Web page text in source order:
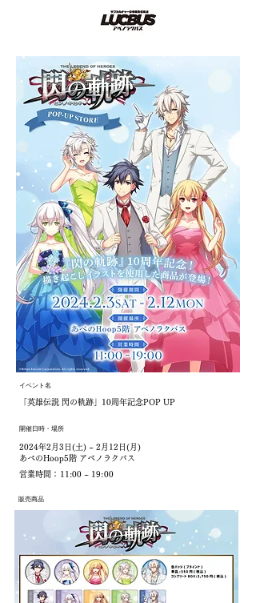
​イベント名
「英雄伝説 閃の軌跡」10周年記念POP UP
開催日時・場所
​2024年2月3日(土) ~ 2月12日(月)
​あべのHoop5階 アベノラクバス
営業時間：11:00 ~ 19:00
​販売商品